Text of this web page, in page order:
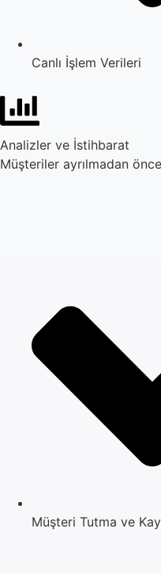
Canlı İşlem Verileri
Analizler ve İstihbarat
Müşteriler ayrılmadan
Müşteri Tutma ve